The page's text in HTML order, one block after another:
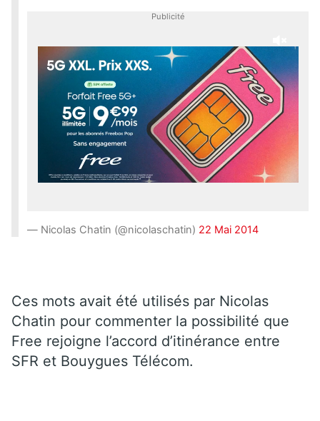
Publicité
— Nicolas Chatin (@nicolaschatin) 22 Mai 2014
Ces mots avait été utilisés par Nicolas
Chatin pour commenter la possibilité que
Free rejoigne l’accord d’itinérance entre
SFR et Bouygues Télécom.